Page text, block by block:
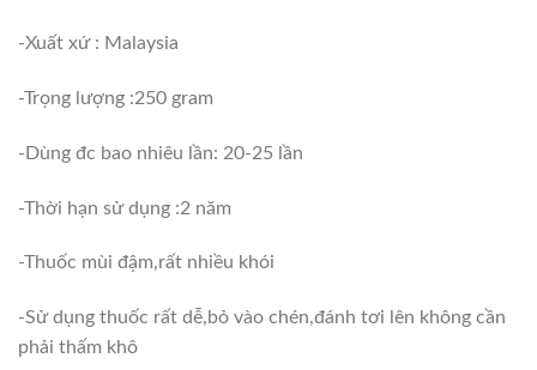
-Xuất xứ : Malaysia
-Trọng lượng :250 gram
-Dùng đc bao nhiêu lần: 20-25 lần
-Thời hạn sử dụng :2 năm
-Thuốc mùi đậm,rất nhiều khói
-Sử dụng thuốc rất dễ,bỏ vào chén,đánh tơi lên không cần
phải thấm khô